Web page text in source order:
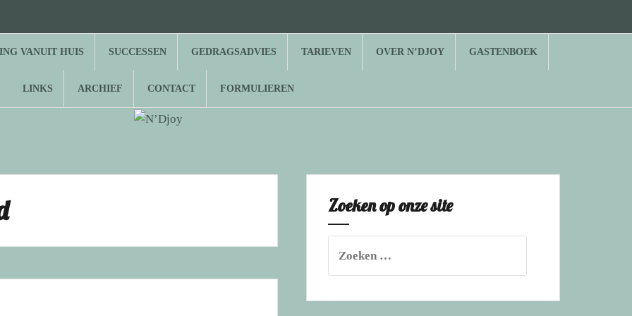
zoekt
baasje
vanuit
huis
N’Djoy
VANUIT HUIS SUCCESSEN GEDRAGSADVIES TARIEVEN OVER N’DJOY GASTENBOEK
LINKS ARCHIEF CONTACT FORMULIEREN
Zoeken op onze site
naar: